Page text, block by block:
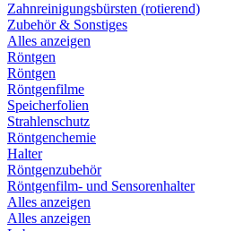
Zahnreinigungsbürsten (rotierend)
Zubehör & Sonstiges
Alles anzeigen
Röntgen
Röntgen
Röntgenfilme
Speicherfolien
Strahlenschutz
Röntgenchemie
Halter
Röntgenzubehör
Röntgenfilm- und Sensorenhalter
Alles anzeigen
Alles anzeigen